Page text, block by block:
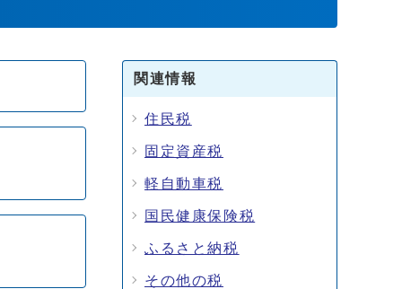
関連情報
住民税
固定資産税
軽自動車税
国民健康保険税
ふるさと納税
その他の税